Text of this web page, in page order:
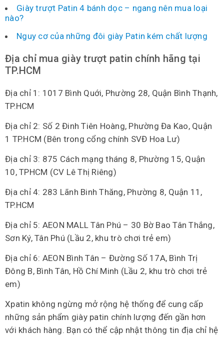
Giày trượt Patin 4 bánh dọc – ngang nên mua loại
nào?
Nguy cơ của những đôi giày Patin kém chất lượng
Địa chỉ mua giày trượt patin chính hãng tại
TP.HCM
Địa chỉ 1: 1017 Bình Quới, Phường 28, Quận Bình Thạnh,
TP.HCM
Địa chỉ 2: Số 2 Đinh Tiên Hoàng, Phường Đa Kao, Quận
1 TP.HCM (Bên trong cổng chính SVĐ Hoa Lư)
Địa chỉ 3: 875 Cách mạng tháng 8, Phường 15, Quận
10, TPHCM (CV Lê Thị Riêng)
Địa chỉ 4: 283 Lãnh Binh Thăng, Phường 8, Quận 11,
TP.HCM
Địa chỉ 5: AEON MALL Tân Phú – 30 Bờ Bao Tân Thắng,
Sơn Ký, Tân Phú (Lầu 2, khu trò chơi trẻ em)
Địa chỉ 6: AEON Bình Tân – Đường Số 17A, Bình Trị
Đông B, Bình Tân, Hồ Chí Minh (Lầu 2, khu trò chơi trẻ
em)
Xpatin không ngừng mở rộng hệ thống để cung cấp
những sản phẩm giày patin chính lượng đến gần hơn
với khách hàng. Bạn có thể cập nhật thông tin địa chỉ hệ